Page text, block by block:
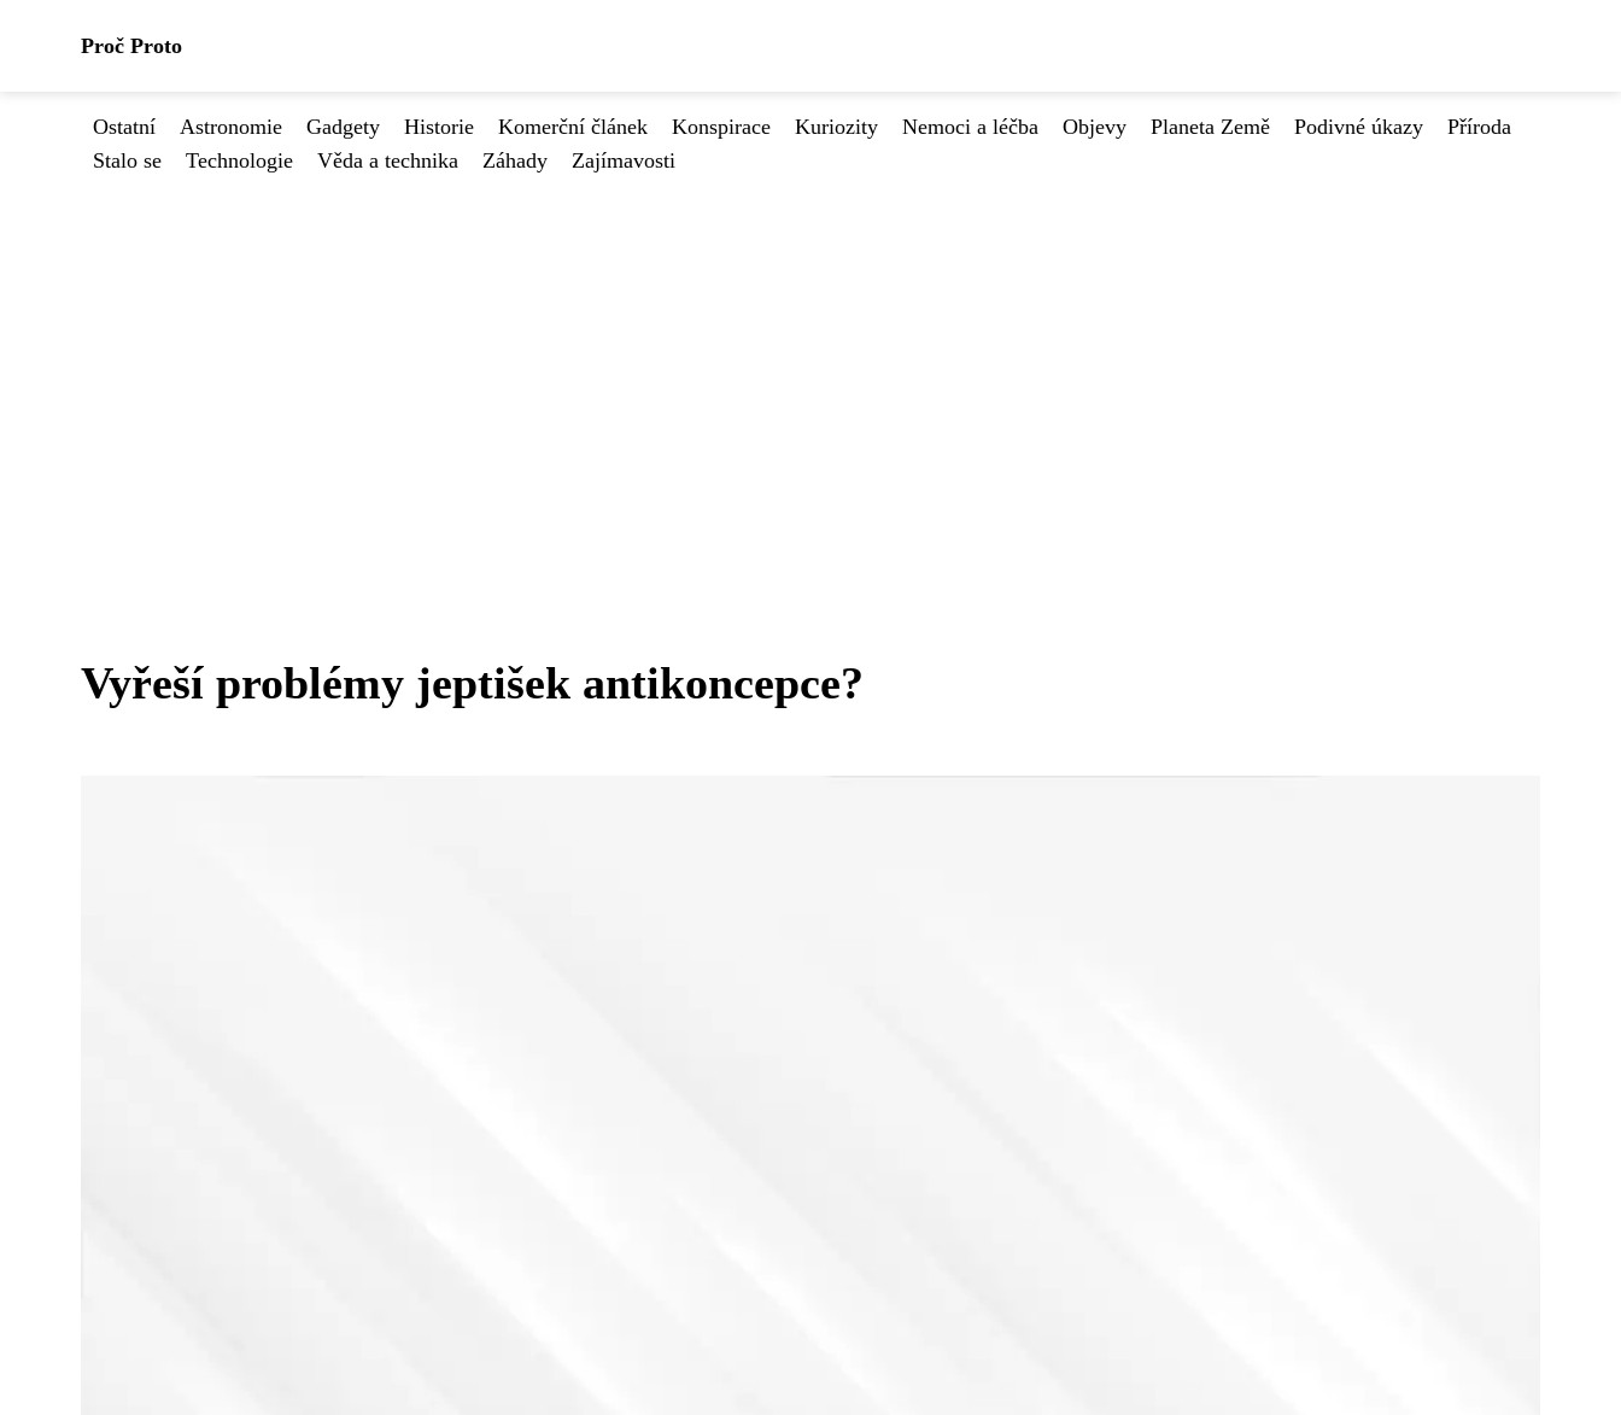
Proč Proto
Ostatní Astronomie Gadgety Historie Komerční článek Konspirace Kuriozity Nemoci a léčba Objevy Planeta Země Podivné úkazy
Příroda
Stalo se
Technologie Věda a technika Záhady Zajímavosti
Vyřeší problémy jeptišek antikoncepce?